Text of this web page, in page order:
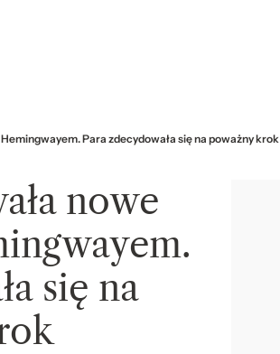
Para zdecydowała się na poważny krok
nowe
się na